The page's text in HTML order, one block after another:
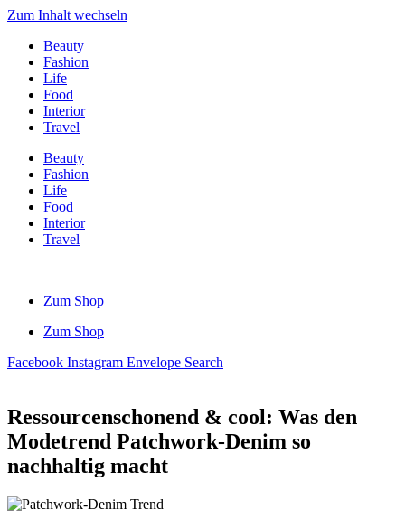
Zum Inhalt wechseln
Beauty
Fashion
Life
Food
Interior
Travel
Beauty
Fashion
Life
Food
Interior
Travel
Zum Shop
Zum Shop
Facebook Instagram Envelope Search
Ressourcenschonend & cool: Was den
Modetrend Patchwork-Denim so
nachhaltig macht